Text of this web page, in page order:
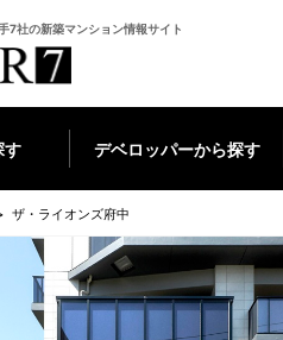
7社の新築マンション情報サイト
す デベロッパーから探す
ザ・ライオンズ府中